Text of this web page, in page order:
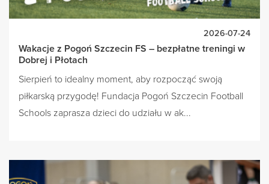
2026-07-24
Wakacje z Pogoń Szczecin FS – bezpłatne treningi w
Dobrej i Płotach
Sierpień to idealny moment, aby rozpocząć swoją
piłkarską przygodę! Fundacja Pogoń Szczecin Football
Schools zaprasza dzieci do udziału w ak...